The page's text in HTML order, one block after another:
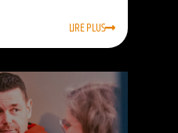
LIRE PLUS